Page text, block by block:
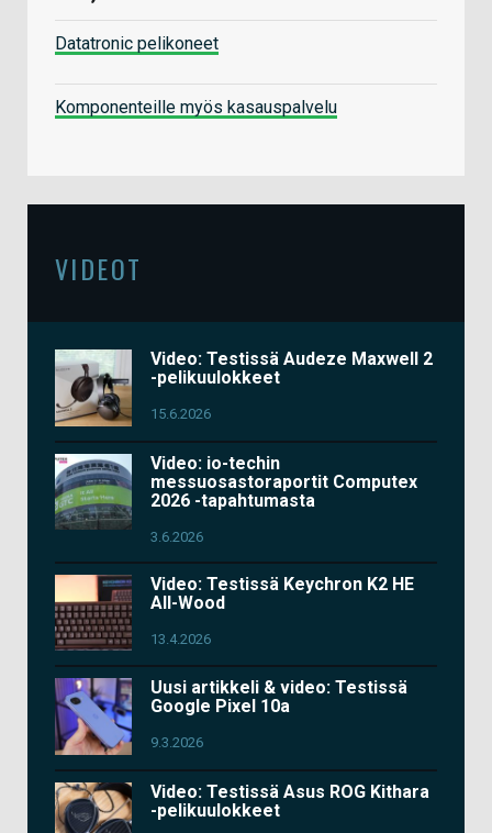
Datatronic pelikoneet
Komponenteille myös kasauspalvelu
VIDEOT
Video: Testissä Audeze Maxwell 2
-pelikuulokkeet
15.6.2026
Video: io-techin
messuosastoraportit Computex
2026 -tapahtumasta
3.6.2026
Video: Testissä Keychron K2 HE
All-Wood
13.4.2026
Uusi artikkeli & video: Testissä
Google Pixel 10a
9.3.2026
Video: Testissä Asus ROG Kithara
-pelikuulokkeet